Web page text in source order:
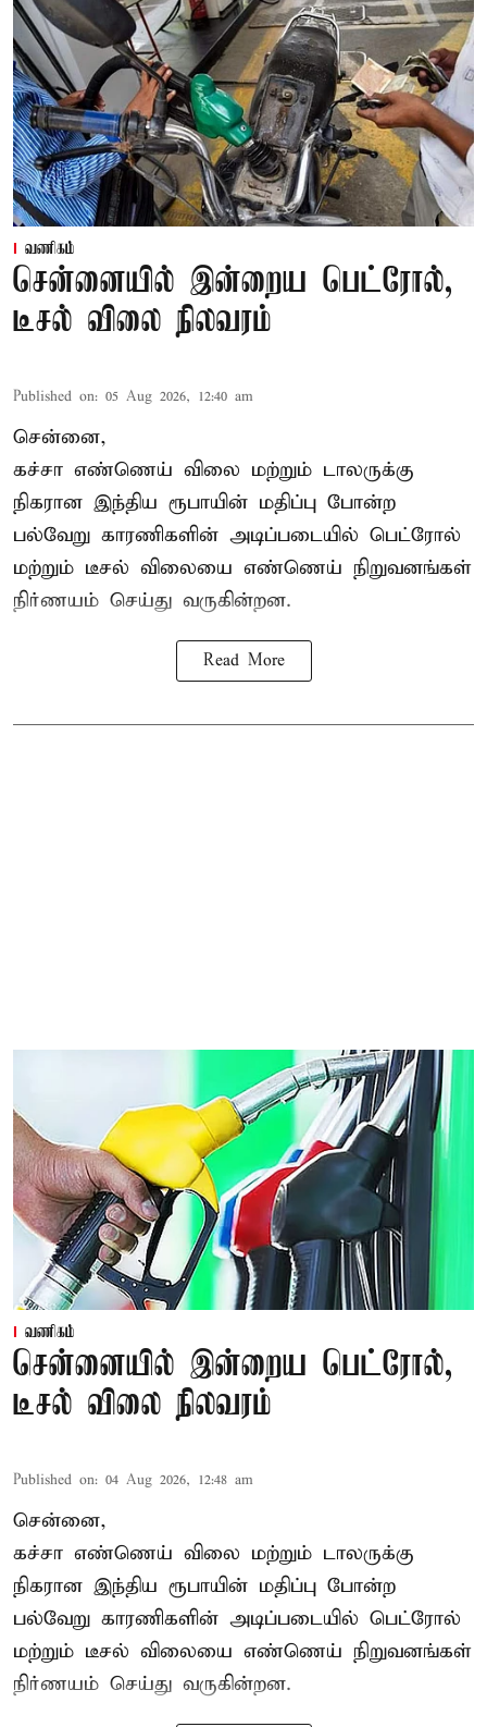
வணிகம்
சென்னையில் இன்றைய பெட்ரோல்,
டீசல் விலை நிலவரம்
Published on: 05 Aug 2026, 12:40 am
சென்னை,
கச்சா எண்ணெய் விலை மற்றும் டாலருக்கு
நிகரான இந்திய ரூபாயின் மதிப்பு போன்ற
பல்வேறு காரணிகளின் அடிப்படையில் பெட்ரோல்
மற்றும் டீசல் விலையை எண்ணெய் நிறுவனங்கள்
நிர்ணயம் செய்து வருகின்றன.
Read More
வணிகம்
சென்னையில் இன்றைய பெட்ரோல்,
டீசல் விலை நிலவரம்
Published on: 04 Aug 2026, 12:48 am
சென்னை,
கச்சா எண்ணெய் விலை மற்றும் டாலருக்கு
நிகரான இந்திய ரூபாயின் மதிப்பு போன்ற
பல்வேறு காரணிகளின் அடிப்படையில் பெட்ரோல்
மற்றும் டீசல் விலையை எண்ணெய் நிறுவனங்கள்
நிர்ணயம் செய்து வருகின்றன.